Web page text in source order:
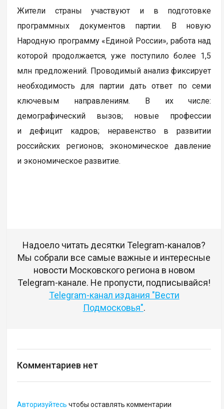
Жители страны участвуют и в подготовке
программных документов партии. В новую
Народную программу «Единой России», работа над
которой продолжается, уже поступило более 1,5
млн предложений. Проводимый анализ фиксирует
необходимость для партии дать ответ по семи
ключевым направлениям. В их числе:
демографический вызов; новые профессии
и дефицит кадров; неравенство в развитии
российских регионов; экономическое давление
и экономическое развитие.
Надоело читать десятки Telegram-каналов?
Мы собрали все самые важные и интересные
новости Московского региона в новом
Telegram-канале. Не пропусти, подписывайся!
Telegram-канал издания "Вести
Подмосковья".
Комментариев нет
Авторизуйтесь чтобы оставлять комментарии